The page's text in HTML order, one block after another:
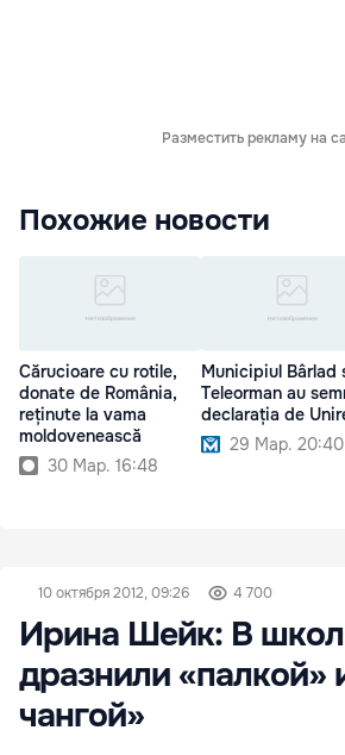
Разместить рекламу на
Похожие новости
Cărucioare cu rotile,
donate de România,
reținute la vama
moldovenească
30 Мар. 16:48
Municipiul Bârlad
Teleorman au
declarația de
29 Мар. 20:40
10 октября 2012, 09:26 4 700
Ирина Шейк: В
дразнили «палкой»
чангой»